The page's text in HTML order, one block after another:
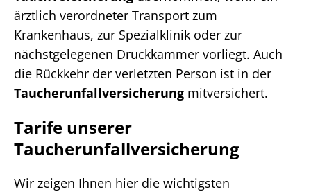
ärztlich verordneter Transport zum
Krankenhaus, zur Spezialklinik oder zur
nächstgelegenen Druckkammer vorliegt. Auch
die Rückkehr der verletzten Person ist in der
Taucherunfallversicherung mitversichert.
Tarife unserer
Taucherunfallversicherung
Wir zeigen Ihnen hier die wichtigsten